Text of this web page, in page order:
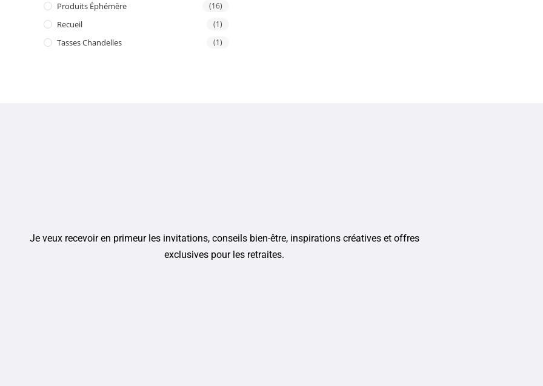
Produits Éphémère (16)
Recueil (1)
Tasses Chandelles (1)
Je veux recevoir en primeur les invitations, conseils bien-être, inspirations créatives et offres
exclusives pour les retraites.